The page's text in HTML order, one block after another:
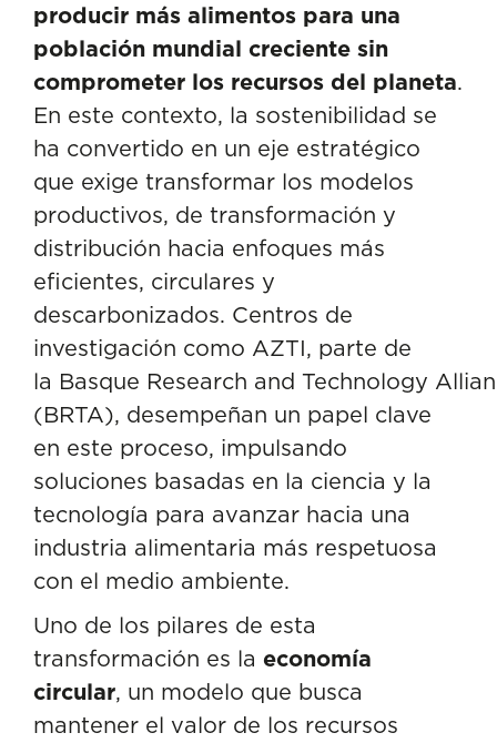
producir más alimentos para una
población mundial creciente sin
comprometer los recursos del planeta.
En este contexto, la sostenibilidad se
ha convertido en un eje estratégico
que exige transformar los modelos
productivos, de transformación y
distribución hacia enfoques más
eficientes, circulares y
descarbonizados. Centros de
investigación como AZTI, parte de
la Basque Research and Technology
(BRTA), desempeñan un papel clave
en este proceso, impulsando
soluciones basadas en la ciencia y la
tecnología para avanzar hacia una
industria alimentaria más respetuosa
con el medio ambiente.
Uno de los pilares de esta
transformación es la economía
circular, un modelo que busca
mantener el valor de los recursos